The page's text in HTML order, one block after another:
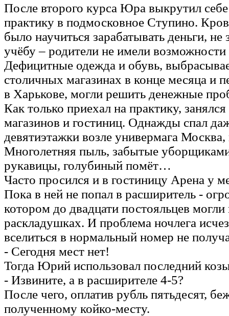
После второго курса Юра выкрутил себе
практику в подмосковное Ступино.
было научиться зарабатывать деньги, не
учёбу – родители не имели
Дефицитные одежда и обувь,
столичных магазинах в конце месяца и
в Харькове, могли решить денежные
Как только приехал на практику,
магазинов и гостиниц. Однажды спал
девятиэтажки возле универмага Москва,
Многолетняя пыль, забытые
рукавицы, голубиный помёт…
Часто просился и в гостиницу Арена у
Пока в ней не попал в расширитель -
котором до двадцати постояльцев могли
раскладушках. И проблема ночлега
вселиться в нормальный номер не
- Сегодня мест нет!
Тогда Юрий использовал последний
- Извините, а в расширителе 4-5?
После чего, оплатив рубль пятьдесят,
полученному койко-месту.